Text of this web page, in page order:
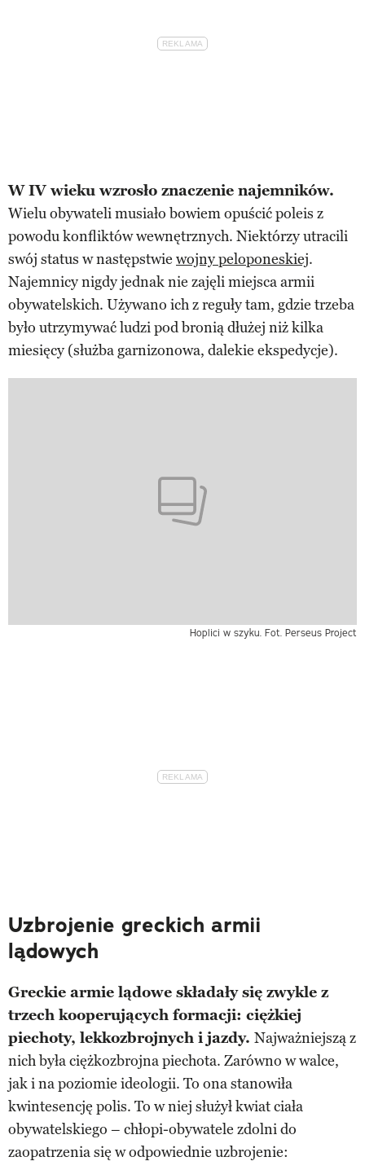
W IV wieku wzrosło znaczenie najemników.
Wielu obywateli musiało bowiem opuścić poleis z
powodu konfliktów wewnętrznych. Niektórzy utracili
swój status w następstwie wojny peloponeskiej.
Najemnicy nigdy jednak nie zajęli miejsca armii
obywatelskich. Używano ich z reguły tam, gdzie trzeba
było utrzymywać ludzi pod bronią dłużej niż kilka
miesięcy (służba garnizonowa, dalekie ekspedycje).
Hoplici w szyku. Fot. Perseus Project
Uzbrojenie greckich armii
lądowych
Greckie armie lądowe składały się zwykle z
trzech kooperujących formacji: ciężkiej
piechoty, lekkozbrojnych i jazdy. Najważniejszą z
nich była ciężkozbrojna piechota. Zarówno w walce,
jak i na poziomie ideologii. To ona stanowiła
kwintesencję polis. To w niej służył kwiat ciała
obywatelskiego – chłopi-obywatele zdolni do
zaopatrzenia się w odpowiednie uzbrojenie: